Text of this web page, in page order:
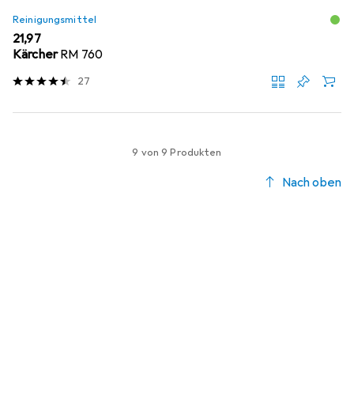
Reinigungsmittel
EUR
21,97
KärcherRM 760
27
9 von 9 Produkten
Nach oben